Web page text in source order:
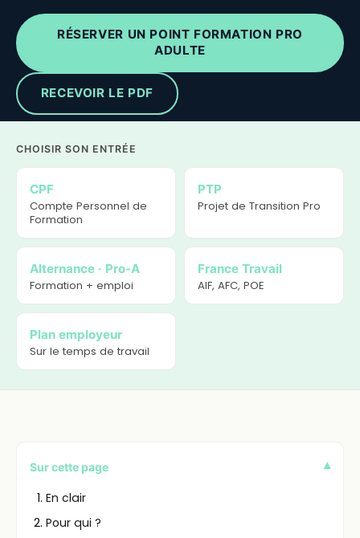
RÉSERVER UN POINT FORMATION PRO
ADULTE
RECEVOIR LE PDF
CHOISIR SON ENTRÉE
CPF
Compte Personnel de
Formation
PTP
Projet de Transition Pro
Alternance · Pro-A
Formation + emploi
France Travail
AIF, AFC, POE
Plan employeur
Sur le temps de travail
Sur cette page
▾
En clair
Pour qui ?